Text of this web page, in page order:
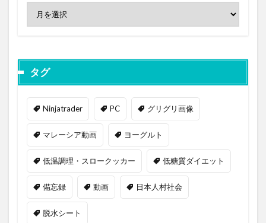
タグ
Ninjatrader PC グリグリ画像
マレーシア動画 ヨーグルト
低温調理・スロークッカー 低糖質ダイエット
備忘録 動画 日本人村社会
脱水シート